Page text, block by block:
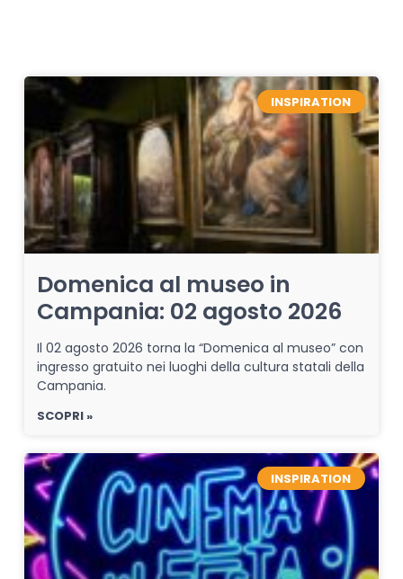
INSPIRATION
Domenica al museo in
Campania: 02 agosto 2026
Il 02 agosto 2026 torna la “Domenica al museo” con
ingresso gratuito nei luoghi della cultura statali della
Campania.
SCOPRI »
INSPIRATION